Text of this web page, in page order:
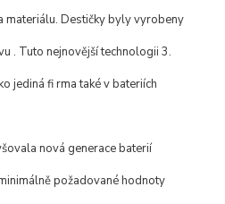
materiálu. Destičky byly vyrobeny
. Tuto nejnovější technologii 3.
jediná fi rma také v bateriích
nová generace baterií
požadované hodnoty